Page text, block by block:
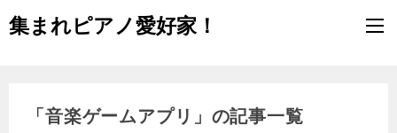
集まれピアノ愛好家！
「音楽ゲームアプリ」の記事一覧